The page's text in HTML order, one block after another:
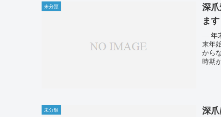
未分類
深
ます
― 年
末年
から
時期
未分類 深